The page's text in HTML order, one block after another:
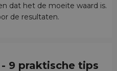
dat het de moeite waard is.
de resultaten.
- 9 praktische tips